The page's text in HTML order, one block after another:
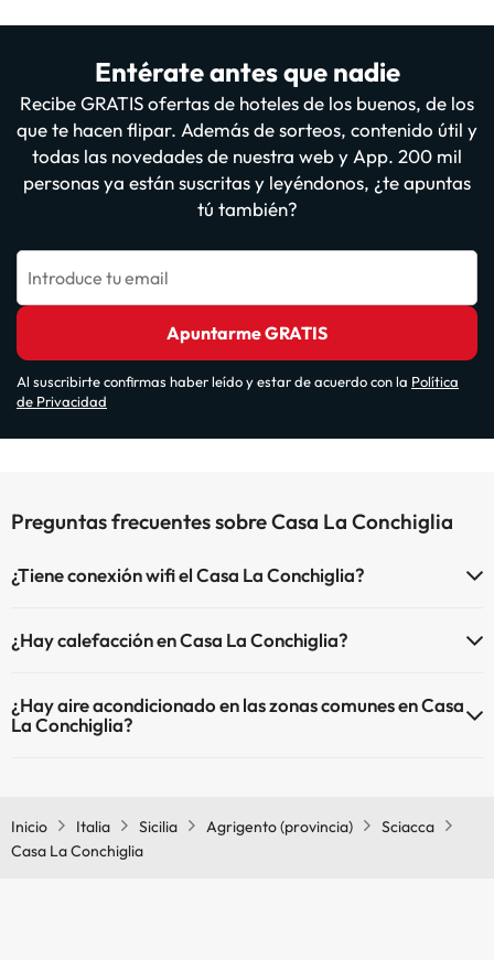
Entérate antes que nadie
Recibe GRATIS ofertas de hoteles de los buenos, de los
que te hacen flipar. Además de sorteos, contenido útil y
todas las novedades de nuestra web y App. 200 mil
personas ya están suscritas y leyéndonos, ¿te apuntas
tú también?
Introduce tu email
Apuntarme GRATIS
Al suscribirte confirmas haber leído y estar de acuerdo con la Política
de Privacidad
Preguntas frecuentes sobre Casa La Conchiglia
¿Tiene conexión wifi el Casa La Conchiglia?
¿Hay calefacción en Casa La Conchiglia?
¿Hay aire acondicionado en las zonas comunes en Casa
La Conchiglia?
Inicio
Italia Sicilia Agrigento (provincia)
Sciacca
Casa La Conchiglia